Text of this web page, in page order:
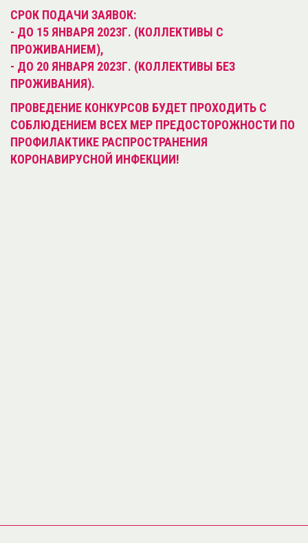
СРОК ПОДАЧИ ЗАЯВОК:
- ДО 15 ЯНВАРЯ 2023Г. (КОЛЛЕКТИВЫ С
ПРОЖИВАНИЕМ),
- ДО 20 ЯНВАРЯ 2023Г. (КОЛЛЕКТИВЫ БЕЗ
ПРОЖИВАНИЯ).
ПРОВЕДЕНИЕ КОНКУРСОВ БУДЕТ ПРОХОДИТЬ С
СОБЛЮДЕНИЕМ ВСЕХ МЕР ПРЕДОСТОРОЖНОСТИ ПО
ПРОФИЛАКТИКЕ РАСПРОСТРАНЕНИЯ
КОРОНАВИРУСНОЙ ИНФЕКЦИИ!